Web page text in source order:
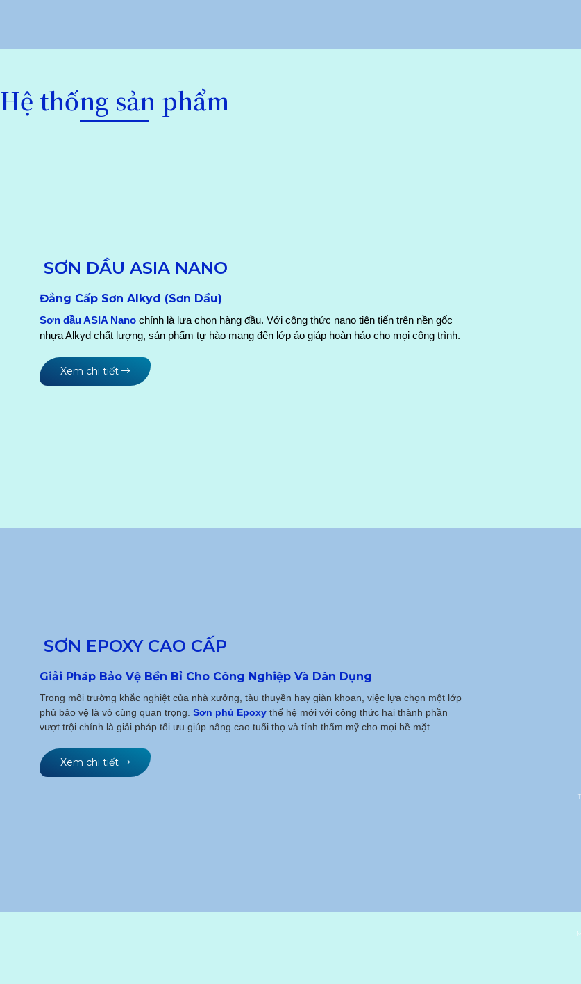
Hệ thống sản phẩm
SƠN DẦU ASIA NANO
Đẳng Cấp Sơn Alkyd (Sơn Dầu)
Sơn dầu ASIA Nano chính là lựa chọn hàng đầu. Với công thức nano tiên tiến trên nền gốc
nhựa Alkyd chất lượng, sản phẩm tự hào mang đến lớp áo giáp hoàn hảo cho mọi công trình.
Xem chi tiết
SƠN EPOXY CAO CẤP
Giải Pháp Bảo Vệ Bền Bỉ Cho Công Nghiệp Và Dân Dụng
Trong môi trường khắc nghiệt của nhà xưởng, tàu thuyền hay giàn khoan, việc lựa chọn một lớp
phủ bảo vệ là vô cùng quan trọng. Sơn phủ Epoxy thế hệ mới với công thức hai thành phần
vượt trội chính là giải pháp tối ưu giúp nâng cao tuổi thọ và tính thẩm mỹ cho mọi bề mặt.
Xem chi tiết